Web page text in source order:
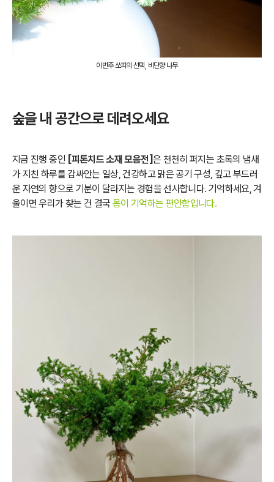
이번주 쏘피의 선택, 비단향 나무
숲을 내 공간으로 데려오세요
지금 진행 중인 [피톤치드 소재 모음전]은 천천히 퍼지는 초록의 냄새
가 지친 하루를 감싸안는 일상, 건강하고 맑은 공기 구성, 깊고 부드러
운 자연의 향으로 기분이 달라지는 경험을 선사합니다. 기억하세요, 겨
울이면 우리가 찾는 건 결국 몸이 기억하는 편안함입니다.